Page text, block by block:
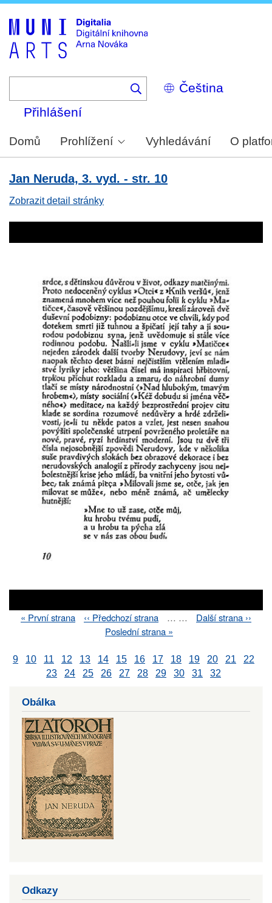
Select
your
Přihlášení
Domů Prohlížení Vyhledávání O
Jan Neruda, 3. vyd. - str. 10
Zobrazit detail stránky
First
« První strana
Previous
‹‹ Předchozí strana … …
Next
Další strana ››
Last
Poslední strana »
9 10 11 12 13 14 15 16 17 18 19 20 21
22
23
24 25 26 27 28 29 30 31 32
Obálka
Odkazy